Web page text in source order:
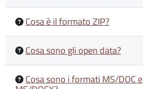
Cosa è il formato ZIP?
Cosa sono gli open data?
Cosa sono i formati MS/DOC e